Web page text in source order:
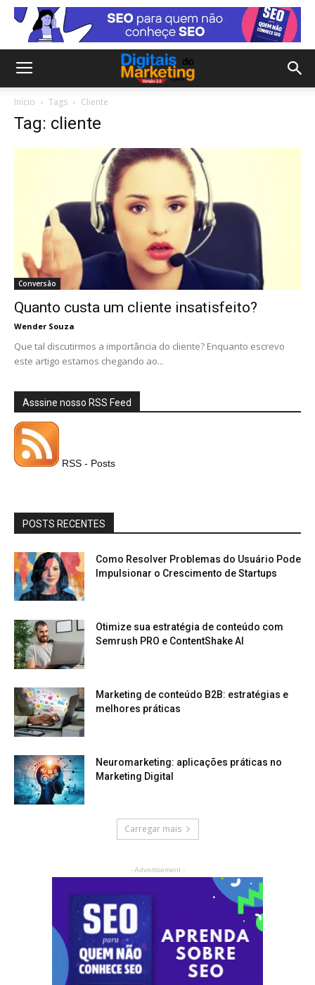
Início Tags Cliente
Tag: cliente
Conversão
Quanto custa um cliente insatisfeito?
Wender Souza
Que tal discutirmos a importância do cliente? Enquanto escrevo
este artigo estamos chegando ao...
Asssine nosso RSS Feed
RSS - Posts
POSTS RECENTES
Como Resolver Problemas do Usuário Pode
Impulsionar o Crescimento de Startups
Otimize sua estratégia de conteúdo com
Semrush PRO e ContentShake AI
Marketing de conteúdo B2B: estratégias e
melhores práticas
Neuromarketing: aplicações práticas no
Marketing Digital
Carregar mais
- Advertisement -